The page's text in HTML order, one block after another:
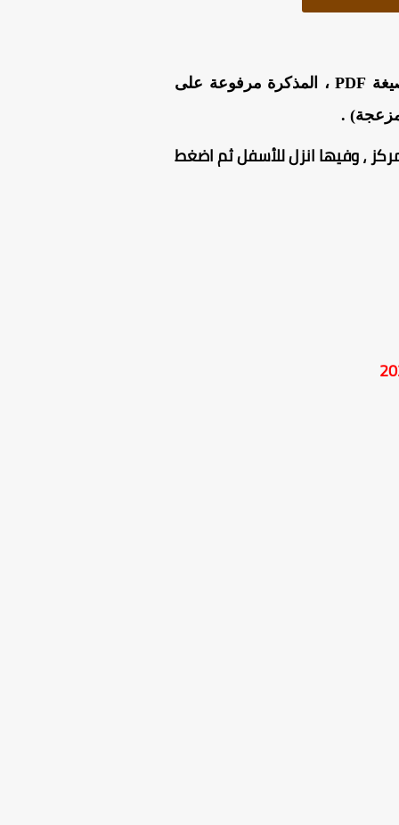
من هنا بصيغة PDF ، المذكرة مرفوعة على
مزعجة) .
، وفيها انزل للأسفل ثم اضغط